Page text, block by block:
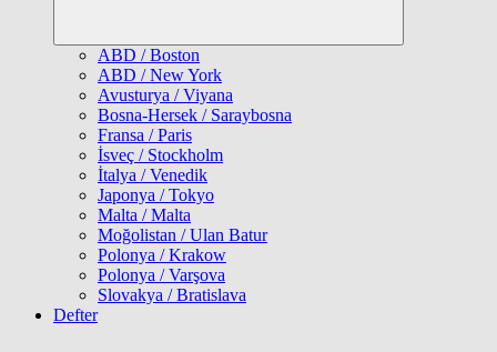
ABD / Boston
ABD / New York
Avusturya / Viyana
Bosna-Hersek / Saraybosna
Fransa / Paris
İsveç / Stockholm
İtalya / Venedik
Japonya / Tokyo
Malta / Malta
Moğolistan / Ulan Batur
Polonya / Krakow
Polonya / Varşova
Slovakya / Bratislava
Defter